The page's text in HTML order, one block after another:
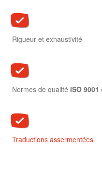
Rigueur et exhaustivité
Normes de qualité ISO 9001
Traductions assermentées